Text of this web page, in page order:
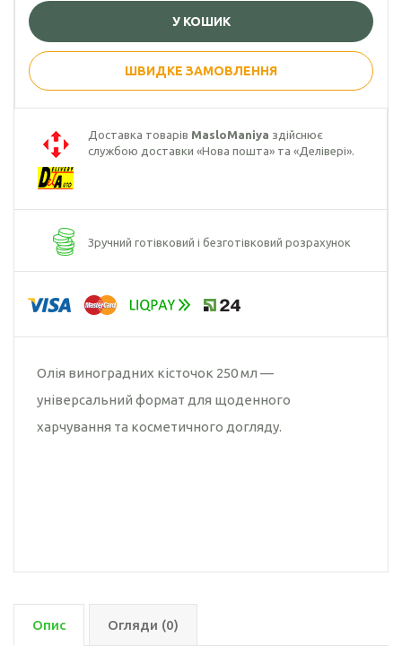
Гарбузова олія
Чорного кмину
олія
кондитерського
соняшника
Кокосова олія
У КОШИК
ШВИДКЕ ЗАМОВЛЕННЯ
Доставка товарів MasloManiya здійснює
службою доставки «Нова пошта» та «Делівері».
Зручний готівковий і безготівковий розрахунок
Олія виноградних кісточок 250 мл —
універсальний формат для щоденного
харчування та косметичного догляду.
Опис Огляди (0)